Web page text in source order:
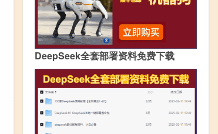
DeepSeek全套部署资料免费下载